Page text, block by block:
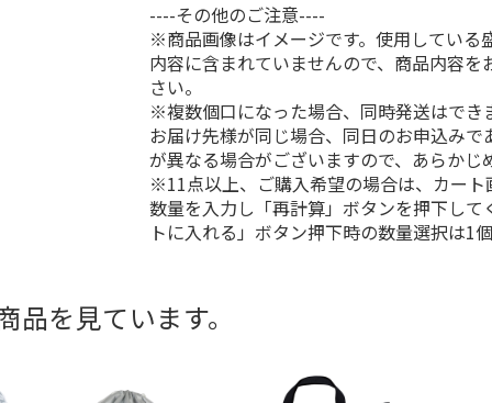
----その他のご注意----
※商品画像はイメージです。使用している
内容に含まれていませんので、商品内容
さい。
※複数個口になった場合、同時発送はでき
お届け先様が同じ場合、同日のお申込みで
が異なる場合がございますので、あらかじ
※11点以上、ご購入希望の場合は、カー
数量を入力し「再計算」ボタンを押下して
トに入れる」ボタン押下時の数量選択は1個
を見ています。